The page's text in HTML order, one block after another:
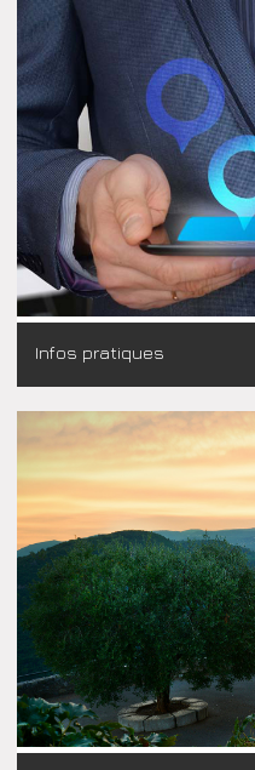
Infos pratiques